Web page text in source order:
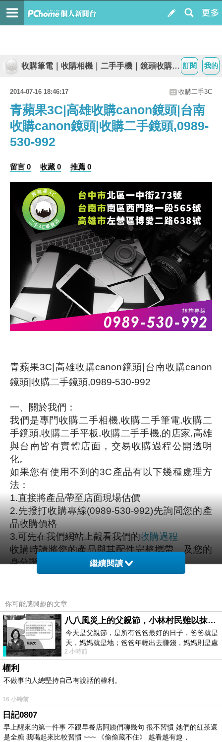
我的
訂閱
收購筆電｜收購相機｜二手手機｜鏡頭收購｜青蘋果0989-530-992
2014-07-16 18:46:17 收購二手3C
青蘋果3C|高雄收購canon鏡頭|台南
收購canon鏡頭|收購二手鏡頭,0989-
530-992
留言 0 收藏 0 推薦 0
青蘋果3C|高雄收購canon鏡頭|台南收購canon
鏡頭|收購二手鏡頭,0989-530-992
一、關於我們：
我們是專門收購二手相機,收購二手筆電,收購二
手鏡頭,收購二手平板,收購二手手機,的店家,高雄
與台南皆有實體店面，交易收購過程公開透明
化。
如果您有使用不到的3C 產品有以下幾種處理方
法：
1.直接將產品帶至店面現場估價
2.先撥打收購專線(0989-530-992)先詢問您的產
品收購價格
3.可先在我們網站上觀看我們的收購過程
收購時請將您的產品與其配件完整攜帶，及您的
身分證明文件
張身分證即可)
文字簡易說明收購程序：現場估價->產品測試
理)
我們的收購過程已在網站上公開說明，還請各位
放心。
二、店面資訊：
收購專線：
台中市北區一中街273號
台南市南區西門路一段565號
高雄市左營區博愛二路638號
繼續閱讀
你可能感興趣的文章
八八風災上的父親節，小林村民難以抹滅的痛
今天是父親節，是所有爸爸最好的日子，爸爸就是
天，媽媽就是地；爸爸年輕出去賺錢，媽媽則是處
理家務，職業不分高低貴賤，只有人品才
2 小時前
權利
不做事的人總堅持自己有說話的權利。
16 小時前
日記0807
早上醒來的第一件事 不跟早餐店阿姨們聊幾句 很不習慣 她們的紅茶還
是全糖 我喝起來比較習慣 ~~~ 《偷偷藏不住》 越看越有趣，